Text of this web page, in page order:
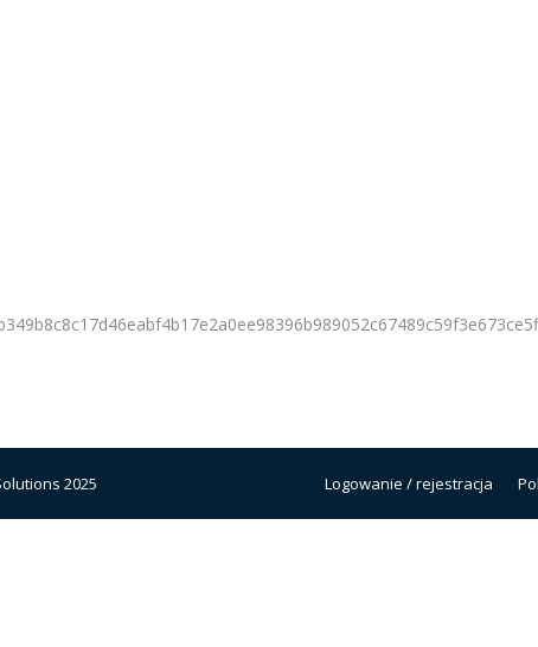
2025 Logowanie / rejestracja